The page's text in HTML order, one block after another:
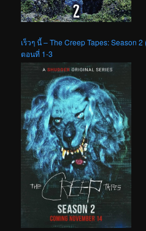
เร็วๆ นี้ – The Creep Tapes: Season
ตอนที่ 1-3